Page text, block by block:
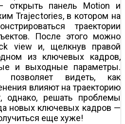
открыть панель Motion и
Trajectories, в котором на
траектории
После этого можно
view и, щелкнув правой
из ключевых кадров,
и выходные параметры.
позволяет видеть, как
влияют на траекторию
однако, решать проблемы
новых ключевых кадров —
еще хуже!